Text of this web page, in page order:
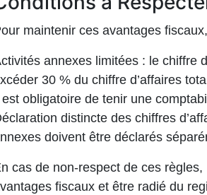
maintenir ces avantages
annexes limitées : le chiffre
30 % du chiffre d’affaires
est obligatoire de tenir une
distincte des chiffres
doivent être déclarés
cas de non-respect de ces
fiscaux et être radié du